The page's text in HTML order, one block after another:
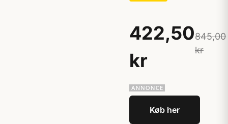
422,50
kr
845,00
kr
Køb her